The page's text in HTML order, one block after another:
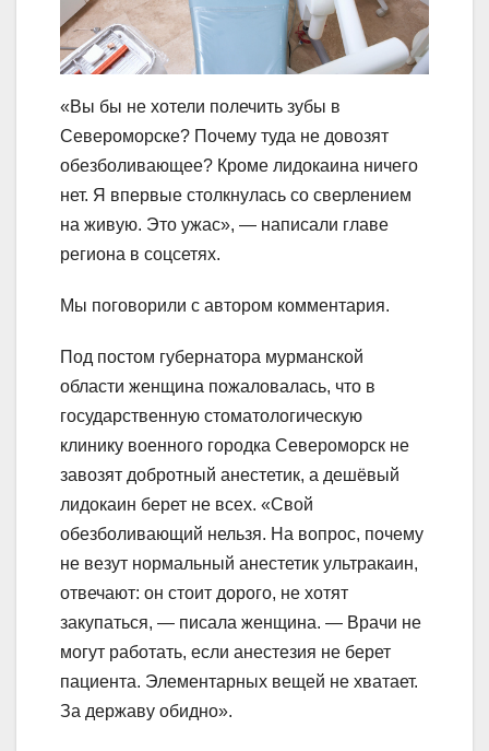
«Вы бы не хотели полечить зубы в
Североморске? Почему туда не довозят
обезболивающее? Кроме лидокаина ничего
нет. Я впервые столкнулась со сверлением
на живую. Это ужас», — написали главе
региона в соцсетях.
Мы поговорили с автором комментария.
Под постом губернатора мурманской
области женщина пожаловалась, что в
государственную стоматологическую
клинику военного городка Североморск не
завозят добротный анестетик, а дешёвый
лидокаин берет не всех. «Свой
обезболивающий нельзя. На вопрос, почему
не везут нормальный анестетик ультракаин,
отвечают: он стоит дорого, не хотят
закупаться, — писала женщина. — Врачи не
могут работать, если анестезия не берет
пациента. Элементарных вещей не хватает.
За державу обидно».